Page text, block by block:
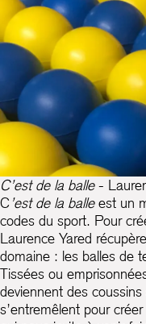
C’est de la balle-
C ’est de la balleest un
codes du sport. Pour
Laurence Yared
domaine : les balles de
Tissées ou
deviennent des
s’entremêlent pour